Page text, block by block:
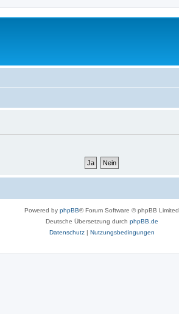
Powered by phpBB® Forum Software © phpBB Limited
Deutsche Übersetzung durch phpBB.de
Datenschutz| Nutzungsbedingungen